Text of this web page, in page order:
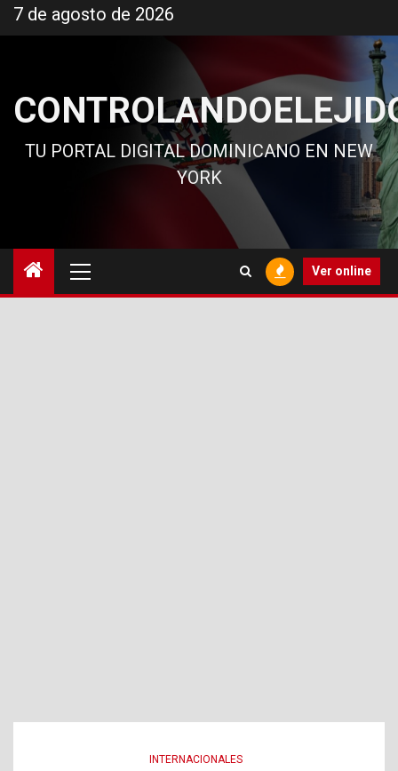
al
7 de agosto de 2026
TU PORTAL DIGITAL DOMINICANO EN NEW
YORK
principal
Ver online
INTERNACIONALES